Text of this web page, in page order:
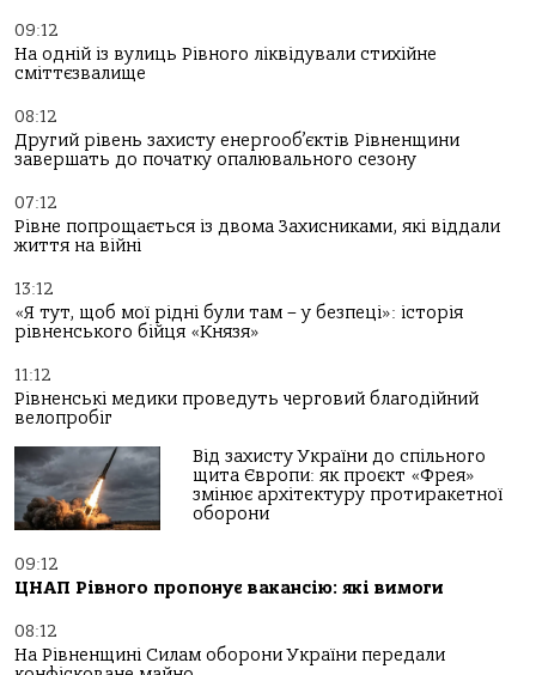
09:12
На одній із вулиць Рівного ліквідували стихійне
сміттєзвалище
08:12
Другий рівень захисту енергооб’єктів Рівненщини
завершать до початку опалювального сезону
07:12
Рівне попрощається із двома Захисниками, які віддали
життя на війні
13:12
«Я тут, щоб мої рідні були там – у безпеці»: історія
рівненського бійця «Князя»
11:12
Рівненські медики проведуть черговий благодійний
велопробіг
Від захисту України до спільного
щита Європи: як проєкт «Фрея»
змінює архітектуру протиракетної
оборони
09:12
ЦНАП Рівного пропонує вакансію: які вимоги
08:12
На Рівненщині Силам оборони України передали